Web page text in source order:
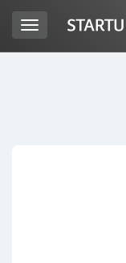
Toggle
navigation